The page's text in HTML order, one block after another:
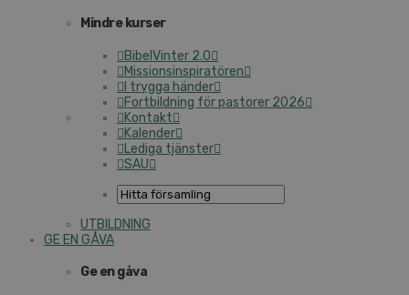
Mindre kurser
BibelVinter 2.0
Missionsinspiratören
I trygga händer
Fortbildning för pastorer 2026
Kontakt
Kalender
Lediga tjänster
SAU
UTBILDNING
GE EN GÅVA
Ge en gåva